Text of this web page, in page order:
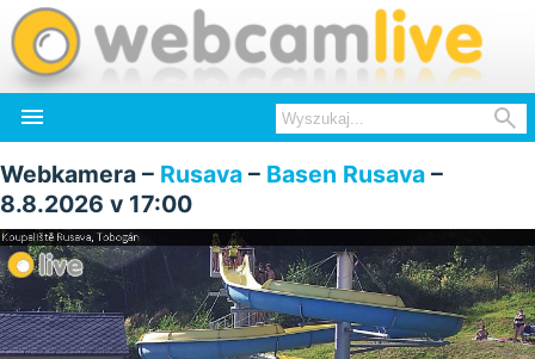
 
Webkamera – Rusava – Basen Rusava –
8.8.2026 v 17:00